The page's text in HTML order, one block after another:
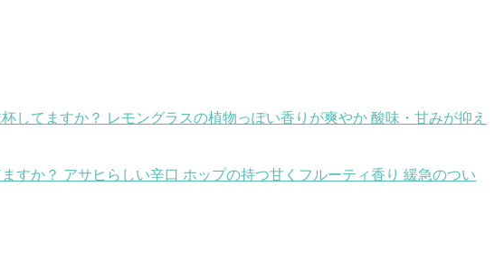
してますか？ レモングラスの植物っぽい香りが爽やか 酸味・甘みが抑え
すか？ アサヒらしい辛口 ホップの持つ甘くフルーティ香り 緩急のつい